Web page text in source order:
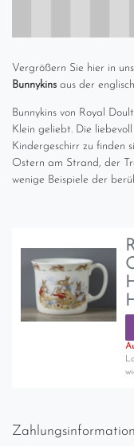
Vergrößern Sie hier in
Bunnykins aus der
Bunnykins von Royal
Klein geliebt. Die
Kindergeschirr zu finden
Ostern am Strand, der
wenige Beispiele der